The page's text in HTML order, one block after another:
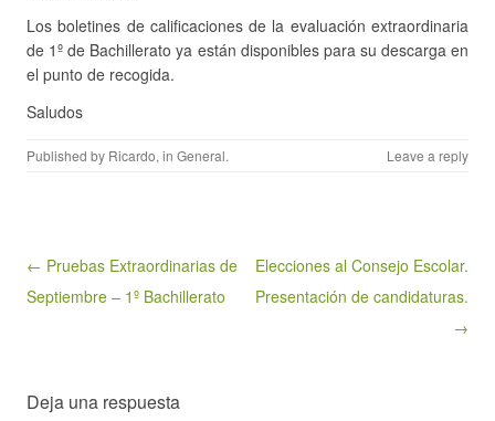
Los boletines de calificaciones de la evaluación extraordinaria
de 1º de Bachillerato ya están disponibles para su descarga en
el punto de recogida.
Saludos
Published by Ricardo, in General. Leave a reply
Post navigation
← Pruebas Extraordinarias de
Septiembre – 1º Bachillerato
Elecciones al Consejo Escolar.
Presentación de candidaturas.
→
Deja una respuesta